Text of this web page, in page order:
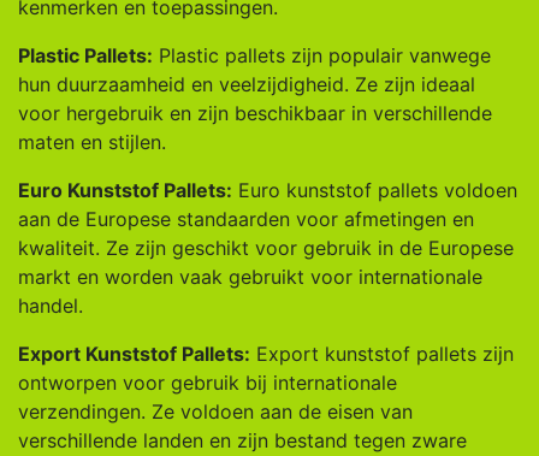
kenmerken en toepassingen.
Plastic Pallets: Plastic pallets zijn populair vanwege
hun duurzaamheid en veelzijdigheid. Ze zijn ideaal
voor hergebruik en zijn beschikbaar in verschillende
maten en stijlen.
Euro Kunststof Pallets: Euro kunststof pallets voldoen
aan de Europese standaarden voor afmetingen en
kwaliteit. Ze zijn geschikt voor gebruik in de Europese
markt en worden vaak gebruikt voor internationale
handel.
Export Kunststof Pallets: Export kunststof pallets zijn
ontworpen voor gebruik bij internationale
verzendingen. Ze voldoen aan de eisen van
verschillende landen en zijn bestand tegen zware